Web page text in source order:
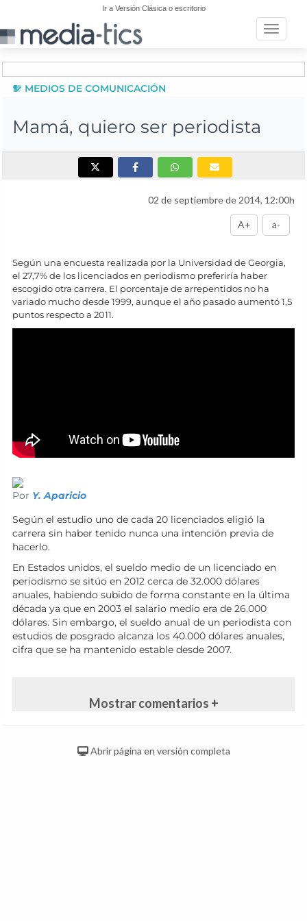
Ir a Versión Clásica o escritorio
Toggle
MEDIOS DE COMUNICACIÓN
Mamá, quiero ser periodista
02 de septiembre de 2014, 12:00h
A+ a-
Según una encuesta realizada por la Universidad de Georgia,
el 27,7% de los licenciados en periodismo preferiría haber
escogido otra carrera. El porcentaje de arrepentidos no ha
variado mucho desde 1999, aunque el año pasado aumentó 1,5
puntos respecto a 2011.
Por Y. Aparicio
Según el estudio uno de cada 20 licenciados eligió la
carrera sin haber tenido nunca una intención previa de
hacerlo.
En Estados unidos, el sueldo medio de un licenciado en
periodismo se sitúo en 2012 cerca de 32.000 dólares
anuales, habiendo subido de forma constante en la última
década ya que en 2003 el salario medio era de 26.000
dólares. Sin embargo, el sueldo anual de un periodista con
estudios de posgrado alcanza los 40.000 dólares anuales,
cifra que se ha mantenido estable desde 2007.
Mostrar comentarios +
Abrir página en versión completa